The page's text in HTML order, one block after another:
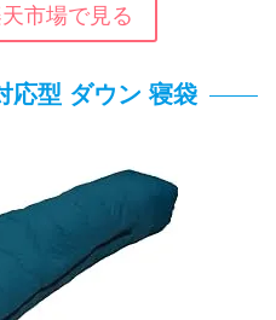
市場で見る
応型 ダウン 寝袋